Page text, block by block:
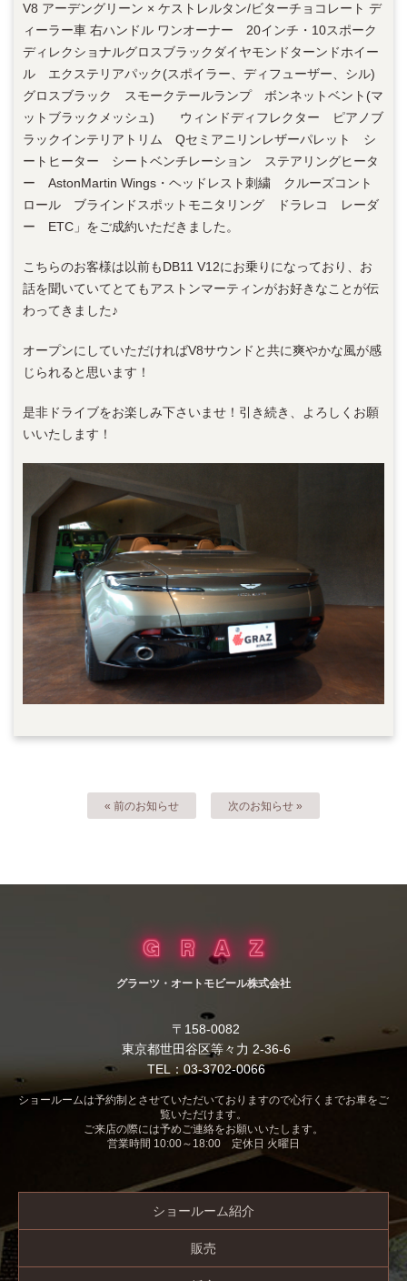
V8 アーデングリーン × ケストレルタン/ビターチョコレート デ
ィーラー車 右ハンドル ワンオーナー 20インチ・10スポーク
ディレクショナルグロスブラックダイヤモンドターンドホイー
ル エクステリアパック(スポイラー、ディフューザー、シル)
グロスブラック スモークテールランプ ボンネットベント(マ
ットブラックメッシュ) ウィンドディフレクター ピアノブ
ラックインテリアトリム Qセミアニリンレザーパレット シ
ートヒーター シートベンチレーション ステアリングヒータ
ー AstonMartin Wings・ヘッドレスト刺繍 クルーズコント
ロール ブラインドスポットモニタリング ドラレコ レーダ
ー ETC」をご成約いただきました。
こちらのお客様は以前もDB11 V12にお乗りになっており、お
話を聞いていてとてもアストンマーティンがお好きなことが伝
わってきました♪
オープンにしていただければV8サウンドと共に爽やかな風が感
じられると思います！
是非ドライブをお楽しみ下さいませ！引き続き、よろしくお願
いいたします！
« 前のお知らせ 次のお知らせ »
グラーツ・オートモビール株式会社
〒158-0082
東京都世田谷区等々力 2-36-6
TEL：03-3702-0066
ショールームは予約制とさせていただいておりますので心行くまでお車をご
覧いただけます。
ご来店の際には予めご連絡をお願いいたします。
営業時間 10:00～18:00 定休日 火曜日
ショールーム紹介
販売